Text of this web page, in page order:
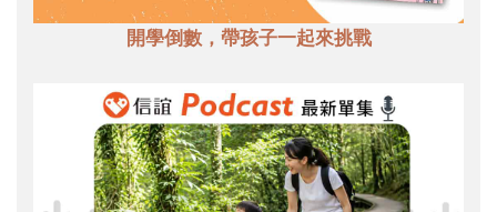
開學倒數，帶孩子一起來挑戰